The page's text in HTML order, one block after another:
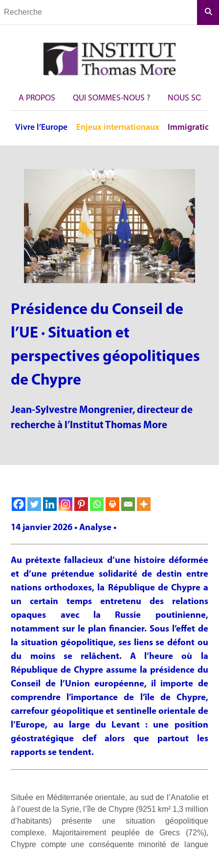
A PROPOS QUI SOMMES-NOUS ? NOUS
Vivre l’Europe Enjeux internationaux Immigration
Présidence du Conseil de
l’UE · Situation et
perspectives géopolitiques
de Chypre
Jean-Sylvestre Mongrenier, directeur de
recherche à l’Institut Thomas More
14 janvier 2026 • Analyse •
Au prétexte fallacieux d’une histoire déformée
et d’une prétendue solidarité de destin entre
nations orthodoxes, la République de Chypre a
un certain temps entretenu des relations
opaques avec la Russie poutinienne,
notamment sur le plan financier. Sous l’effet de
la situation géopolitique, ses liens se défont ou
du moins se relâchent. A l’heure où la
République de Chypre assume la présidence du
Conseil de l’Union européenne, il importe de
comprendre l’importance de l’île de Chypre,
carrefour géopolitique et sentinelle orientale de
l’Europe, au large du Levant : une position
géostratégique clef alors que partout les
rapports se tendent.
Située en Méditerranée orientale, au sud de l’Anatolie et
à l’ouest de la Syrie, l’île de Chypre (9251 km² 1,3 million
d’habitants) présente une situation géopolitique
complexe. Majoritairement peuplée de Grecs (72%),
Chypre compte une conséquente minorité de langue